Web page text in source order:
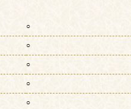
○
○
○
○
○